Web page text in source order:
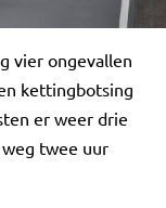
vier ongevallen
kettingbotsing
er weer drie
twee uur